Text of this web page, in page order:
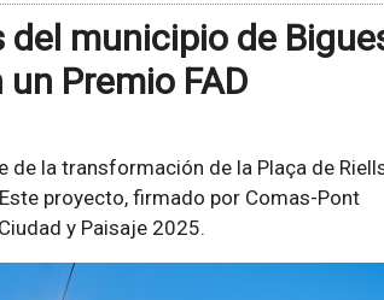
del municipio de
Premio FAD
de la transformación de la Plaça de
proyecto, firmado por Comas-Pont
y Paisaje 2025.